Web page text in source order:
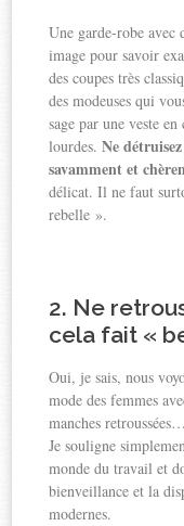
Une garde-robe avec
image pour savoir
des coupes très
des modeuses qui
sage par une veste
lourdes.Ne
savamment et
délicat. Il ne faut
rebelle ».
2. Ne
cela fait «
Oui, je sais, nous
mode des femmes
manches
Je souligne
monde du travail et
bienveillance et la
modernes.